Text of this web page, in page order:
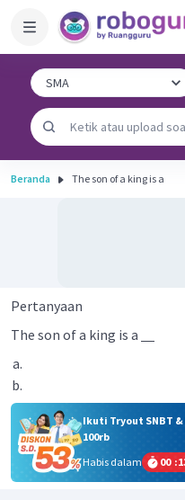
Beranda The son of a king is a
Pertanyaan
The son of a king is a
Ikuti Tryout SNBT
100rb
Habis dalam
00 :